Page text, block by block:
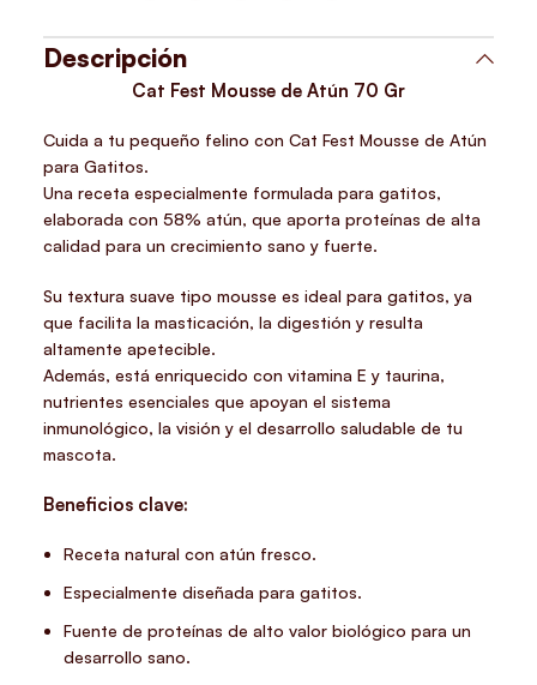
Descripción
Cat Fest Mousse de Atún 70 Gr
Cuida a tu pequeño felino conCat Fest Mousse de Atún
para Gatitos.
Una receta especialmente formulada para gatitos,
elaborada con58% atún, que aporta proteínas de alta
calidad para un crecimiento sano y fuerte.
Su textura suave tipo mousse es ideal para gatitos, ya
que facilita la masticación, la digestión y resulta
altamente apetecible.
Además, está enriquecido convitamina E y taurina,
nutrientes esenciales que apoyan el sistema
inmunológico, la visión y el desarrollo saludable de tu
mascota.
Beneficios clave:
Receta natural con atún fresco.
Especialmente diseñada para gatitos.
Fuente de proteínas de alto valor biológico para un
desarrollo sano.